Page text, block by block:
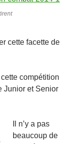
cette facette de
compétition
Junior et Senior
Il n’y a pas
beaucoup de